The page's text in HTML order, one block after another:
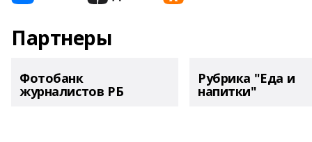
Партнеры
Фотобанк
журналистов РБ
Рубрика "Еда и
напитки"